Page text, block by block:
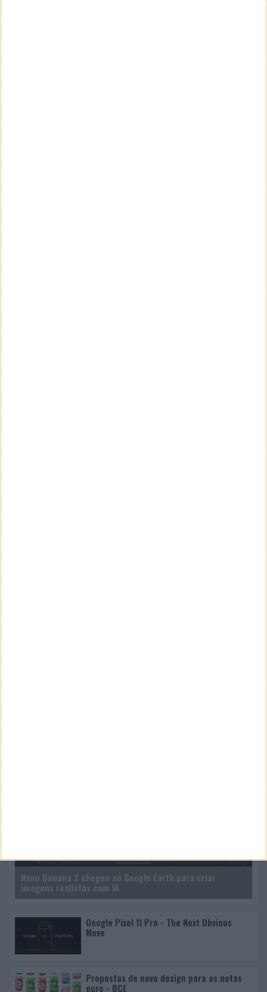
Nano Banana 2 chegou ao Google Earth para criar
imagens realistas com IA
Google Pixel 11 Pro - The Next Obvious
Move
Propostas de novo design para as notas
euro - BCE